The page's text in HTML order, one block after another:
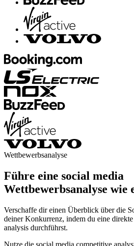
Wettbewerbsanalyse
Führe eine social media
Wettbewerbsanalyse
Verschaffe dir einen Überblick über die
deiner Konkurrenz, indem du eine
analysis durchführst.